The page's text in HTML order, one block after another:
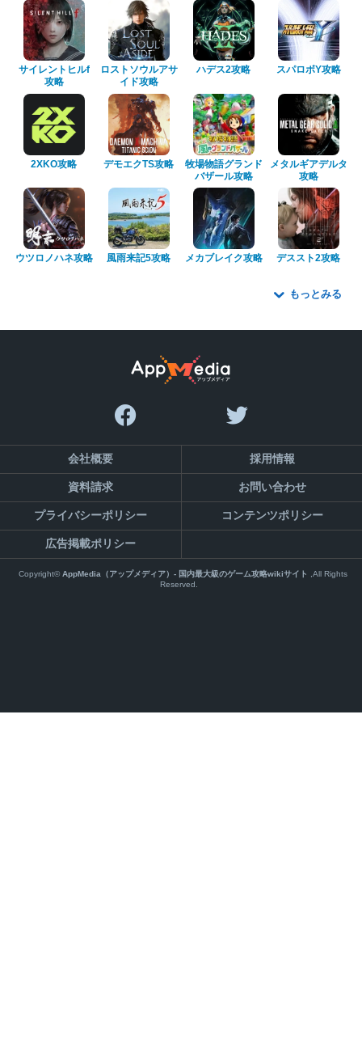
サイレントヒルf
攻略
ロストソウルアサ
イド攻略
ハデス2攻略 スパロボY攻略
2XKO攻略 デモエクTS攻略
牧場物語グランド
バザール攻略
メタルギアデルタ
攻略
ウツロノハネ攻略 風雨来記5攻略 メカブレイク攻略 デススト2攻略
もっとみる
会社概要 採用情報
資料請求 お問い合わせ
プライバシーポリシー コンテンツポリシー
広告掲載ポリシー
Copyright©AppMedia（アップメディア）- 国内最大級のゲーム攻略wikiサイト ,All Rights
Reserved.